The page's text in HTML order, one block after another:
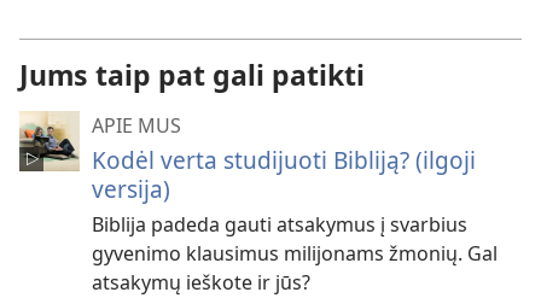
Jums taip pat gali patikti
APIE MUS
Kodėl verta studijuoti Bibliją? (ilgoji
versija)
Biblija padeda gauti atsakymus į svarbius
gyvenimo klausimus milijonams žmonių. Gal
atsakymų ieškote ir jūs?